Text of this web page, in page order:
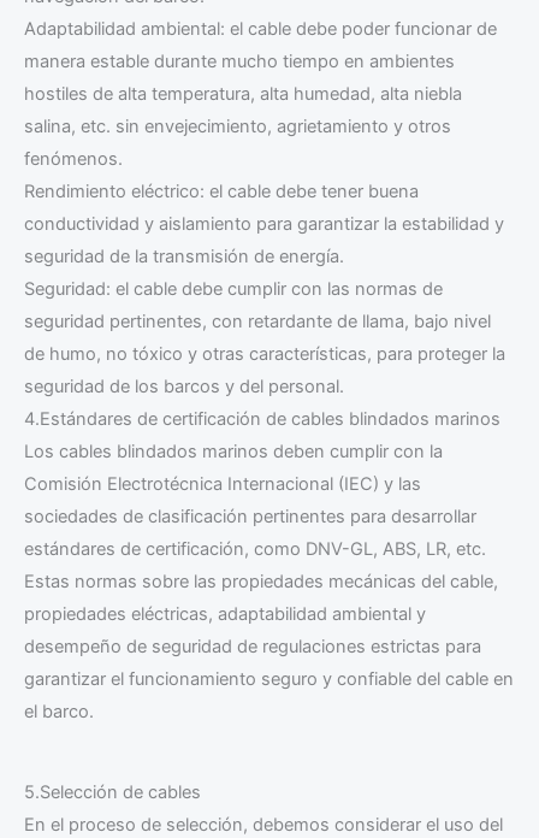
Adaptabilidad ambiental: el cable debe poder funcionar de
manera estable durante mucho tiempo en ambientes
hostiles de alta temperatura, alta humedad, alta niebla
salina, etc. sin envejecimiento, agrietamiento y otros
fenómenos.
Rendimiento eléctrico: el cable debe tener buena
conductividad y aislamiento para garantizar la estabilidad y
seguridad de la transmisión de energía.
Seguridad: el cable debe cumplir con las normas de
seguridad pertinentes, con retardante de llama, bajo nivel
de humo, no tóxico y otras características, para proteger la
seguridad de los barcos y del personal.
4.Estándares de certificación de cables blindados marinos
Los cables blindados marinos deben cumplir con la
Comisión Electrotécnica Internacional (IEC) y las
sociedades de clasificación pertinentes para desarrollar
estándares de certificación, como DNV-GL, ABS, LR, etc.
Estas normas sobre las propiedades mecánicas del cable,
propiedades eléctricas, adaptabilidad ambiental y
desempeño de seguridad de regulaciones estrictas para
garantizar el funcionamiento seguro y confiable del cable en
el barco.
5.Selección de cables
En el proceso de selección, debemos considerar el uso del